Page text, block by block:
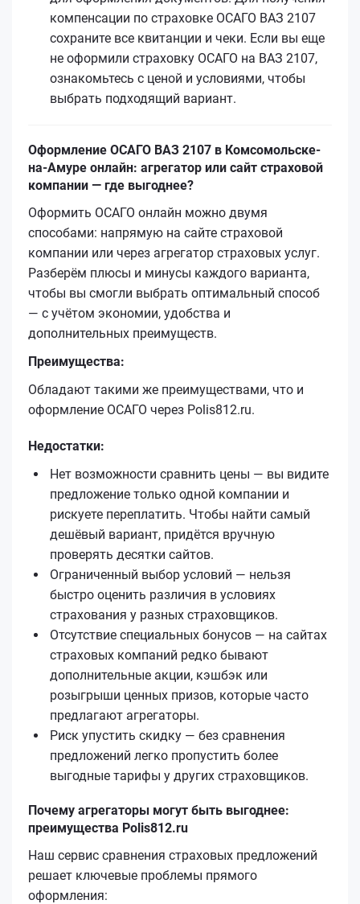
компенсации по страховке ОСАГО ВАЗ 2107
сохраните все квитанции и чеки. Если вы еще
не оформили страховку ОСАГО на ВАЗ 2107,
ознакомьтесь с ценой и условиями, чтобы
выбрать подходящий вариант.
Оформление ОСАГО ВАЗ 2107 в Комсомольске-
на-Амуре онлайн: агрегатор или сайт страховой
компании — где выгоднее?
Оформить ОСАГО онлайн можно двумя
способами: напрямую на сайте страховой
компании или через агрегатор страховых услуг.
Разберём плюсы и минусы каждого варианта,
чтобы вы смогли выбрать оптимальный способ
— с учётом экономии, удобства и
дополнительных преимуществ.
Преимущества:
Обладают такими же преимуществами, что и
оформление ОСАГО через Polis812.ru.
Недостатки:
Нет возможности сравнить цены — вы видите
предложение только одной компании и
рискуете переплатить. Чтобы найти самый
дешёвый вариант, придётся вручную
проверять десятки сайтов.
Ограниченный выбор условий — нельзя
быстро оценить различия в условиях
страхования у разных страховщиков.
Отсутствие специальных бонусов — на сайтах
страховых компаний редко бывают
дополнительные акции, кэшбэк или
розыгрыши ценных призов, которые часто
предлагают агрегаторы.
Риск упустить скидку — без сравнения
предложений легко пропустить более
выгодные тарифы у других страховщиков.
Почему агрегаторы могут быть выгоднее:
преимущества Polis812.ru
Наш сервис сравнения страховых предложений
решает ключевые проблемы прямого
оформления: